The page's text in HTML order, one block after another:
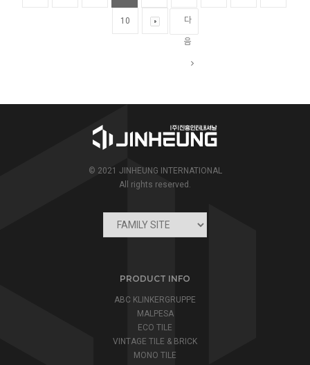
10 다
음
© 2021 JINHEUNG INTERNATIONAL
All rights reserved.
PRODUCT INFO
ABC KLINKERGRUPPE
MALPESA
ECO TILE
VINTAGE TILE & BRICK
MONO TILE